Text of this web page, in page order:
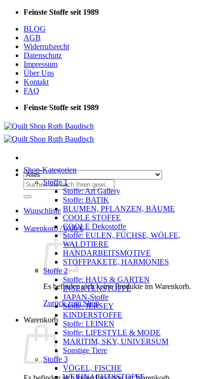
Zum
springen
Feinste Stoffe seit 1989
BLOG
AGB
Widerrufsrecht
Datenschutz
Impressum
Über Uns
Kontakt
FAQ
Feinste Stoffe seit 1989
Suchen
nach:
Wunschliste
Warenkorb /0,00€
Es befinden sich keine Produkte im Warenkorb.
Zurück zum Shop
Warenkorb
Shop-Kategorien
Stoffe 1
Stoffe: Art Gallery
Stoffe: BATIK
BLUMEN, PFLANZEN, BÄUME
COOLE STOFFE
COOLE Dekostoffe
Stoffe: EULEN, FÜCHSE, WÖLFE,
WALDTIERE
HANDARBEITSMOTIVE
STOFFPAKETE, HARMONIES
Stoffe 2
Stoffe: HAUS & GARTEN
INSEKTENSTOFFE
JAPAN-Stoffe
Stoffe: JERSEY
KINDERSTOFFE
Stoffe: LEINEN
Stoffe: LIFESTYLE & MODE
MARITIM, SKY, UNIVERSUM
Sonstige Tiere
Stoffe 3
VÖGEL, FISCHE
WEIHNACHTSSTOFFE